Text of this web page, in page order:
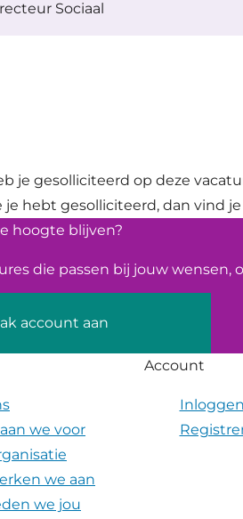
Sociaal
je gesolliciteerd op deze
hebt gesolliciteerd, dan vind
hoogte blijven?
die passen bij jouw
account aan
we voor
we aan
we jou
Account
Inloggen